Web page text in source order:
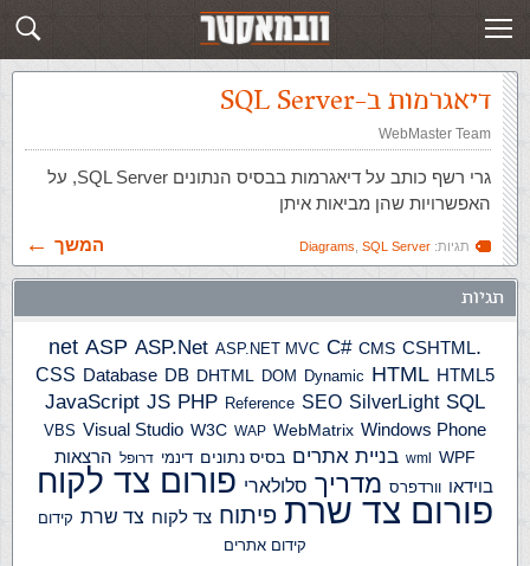
תגית: Diagrams פוסטים חדשים
דיאגרמות ב-SQL Server
WebMaster Team
גרי רשף כותב על דיאגרמות בבסיס הנתונים SQL Server, על
האפשרויות שהן מביאות איתן
תגיות: Diagrams SQL Server המשך
תגיות
.net
ASP ASP.Net ASP.NET MVC C# CMS CSHTML
CSS Database DB DHTML DOM Dynamic HTML HTML5
JavaScript JS PHP Reference SEO SilverLight SQL
VBS Visual Studio W3C WAP WebMatrix Windows Phone
wml WPF בניית אתרים בסיס נתונים דינמי דרופל הרצאות
בוידאו וורדפרס מדריך סלולארי פורום צד לקוח
פורום צד שרת פיתוח צד לקוח צד שרת קידום
קידום אתרים